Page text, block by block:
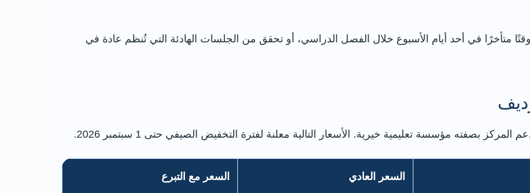
وقتًا متأخرًا في أحد أيام الأسبوع خلال الفصل الدراسي، أو تحقق من الجلسات الهادئة التي تُنظم عادة في
بصفته مؤسسة تعليمية خيرية. الأسعار التالية معلنة لفترة التخفيض الصيفي حتى 1 سبتمبر 2026.
السعر العادي السعر مع التبرع